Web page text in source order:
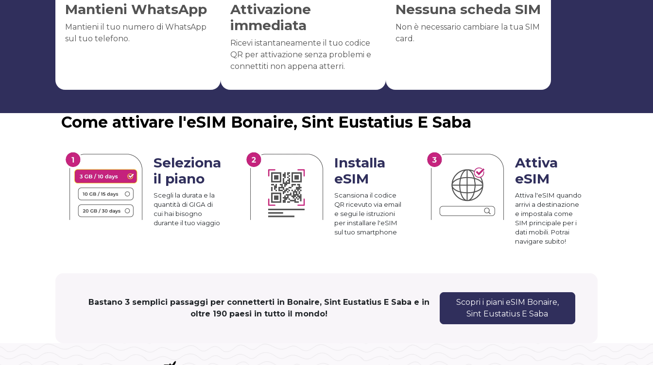
Mantieni WhatsApp
Mantieni il tuo numero di WhatsApp
sul tuo telefono.
Attivazione
immediata
Ricevi istantaneamente il tuo codice
QR per attivazione senza problemi e
connettiti non appena atterri.
Nessuna scheda SIM
Non è necessario cambiare la tua SIM
card.
Come attivare l'eSIM Bonaire, Sint Eustatius E Saba
Seleziona
il piano
Scegli la durata e la
quantità di GIGA di
cui hai bisogno
durante il tuo viaggio
Installa
eSIM
Scansiona il codice
QR ricevuto via email
e segui le istruzioni
per installare l'eSIM
sul tuo smartphone
Attiva
eSIM
Attiva l'eSIM quando
arrivi a destinazione
e impostala come
SIM principale per i
dati mobili. Potrai
navigare subito!
Bastano 3 semplici passaggi per connetterti in Bonaire, Sint Eustatius E Saba e in
oltre 190 paesi in tutto il mondo!
Scopri i piani eSIM Bonaire,
Sint Eustatius E Saba